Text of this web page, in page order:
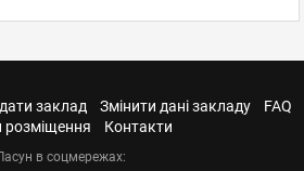
заклад Змінити дані закладу
FAQ
розміщення
Контакти
в соцмережах: